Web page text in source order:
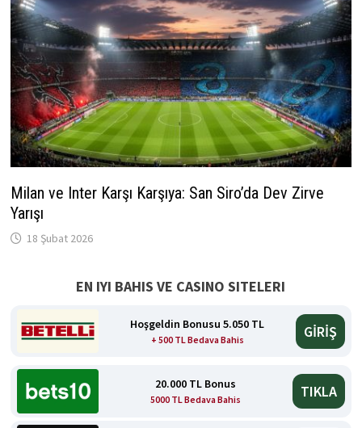
Milan ve Inter Karşı Karşıya: San Siro’da Dev Zirve
Yarışı
18 Şubat 2026
EN IYI BAHIS VE CASINO SITELERI
Hoşgeldin Bonusu 5.050 TL
+ 500 TL Bedava Bahis GİRİŞ
20.000 TL Bonus
5000 TL Bedava Bahis TIKLA